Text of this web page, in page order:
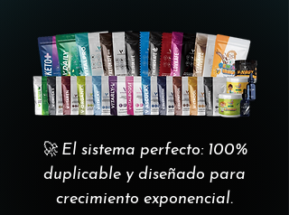
🚀 El sistema perfecto: 100%
duplicable y diseñado para
crecimiento exponencial.